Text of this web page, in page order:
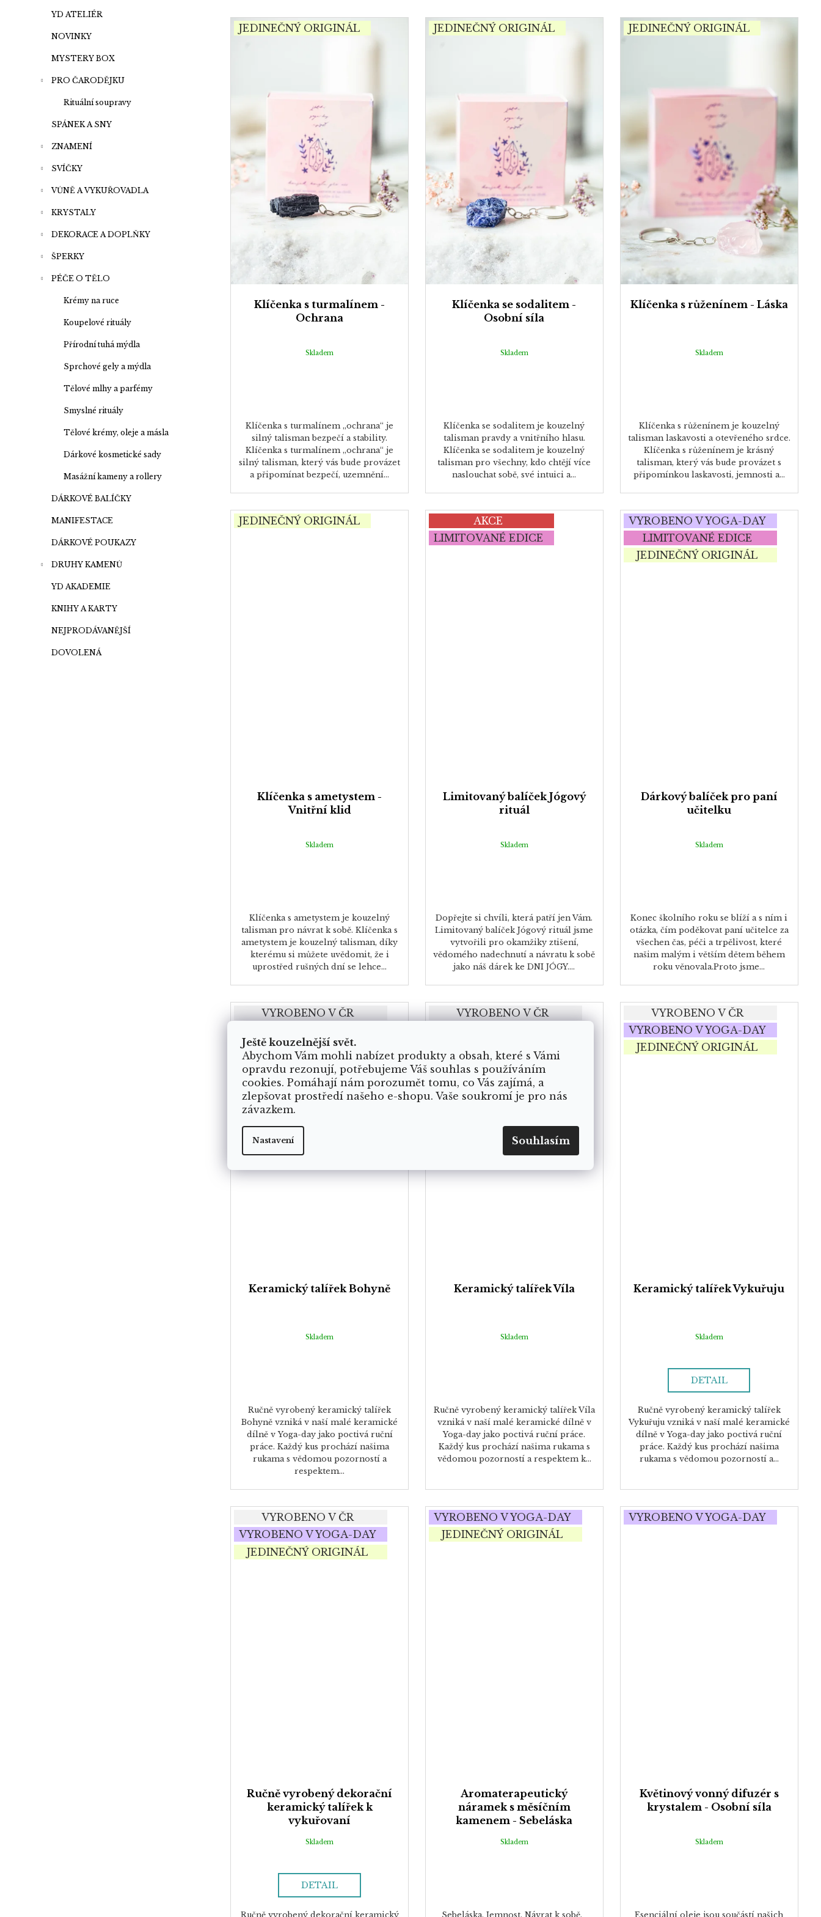
Ještě kouzelnější svět.
Abychom Vám mohli nabízet produkty a obsah, které s Vámi
opravdu rezonují, potřebujeme Váš souhlas s používáním
cookies. Pomáhají nám porozumět tomu, co Vás zajímá, a
zlepšovat prostředí našeho e-shopu. Vaše soukromí je pro nás
závazkem.
Nastavení Souhlasím
YD ATELIÉR
NOVINKY
MYSTERY BOX
PRO ČARODĚJKU
Rituální soupravy
SPÁNEK A SNY
ZNAMENÍ
SVÍČKY
VŮNĚ A VYKUŘOVADLA
KRYSTALY
DEKORACE A DOPLŇKY
ŠPERKY
PÉČE O TĚLO
Krémy na ruce
Koupelové rituály
Přírodní tuhá mýdla
Sprchové gely a mýdla
Tělové mlhy a parfémy
Smyslné rituály
Tělové krémy, oleje a másla
Dárkové kosmetické sady
Masážní kameny a rollery
DÁRKOVÉ BALÍČKY
MANIFESTACE
DÁRKOVÉ POUKAZY
DRUHY KAMENŮ
YD AKADEMIE
KNIHY A KARTY
NEJPRODÁVANĚJŠÍ
DOVOLENÁ
p
r
t
ů
V
ý
r
o
d
u
k
JEDINEČNÝ ORIGINÁL
Klíčenka s turmalínem -
Ochrana
Skladem
Klíčenka s turmalínem „ochrana“ je
silný talisman bezpečí a stability.
Klíčenka s turmalínem „ochrana“ je
silný talisman, který vás bude provázet
a připomínat bezpečí, uzemnění...
JEDINEČNÝ ORIGINÁL
Klíčenka se sodalitem -
Osobní síla
Skladem
Klíčenka se sodalitem je kouzelný
talisman pravdy a vnitřního hlasu.
Klíčenka se sodalitem je kouzelný
talisman pro všechny, kdo chtějí více
naslouchat sobě, své intuici a...
JEDINEČNÝ ORIGINÁL
Klíčenka s růženínem - Láska
Skladem
Klíčenka s růženínem je kouzelný
talisman laskavosti a otevřeného srdce.
Klíčenka s růženínem je krásný
talisman, který vás bude provázet s
připomínkou laskavosti, jemnosti a...
JEDINEČNÝ ORIGINÁL
Klíčenka s ametystem -
Vnitřní klid
Skladem
Klíčenka s ametystem je kouzelný
talisman pro návrat k sobě. Klíčenka s
ametystem je kouzelný talisman, díky
kterému si můžete uvědomit, že i
uprostřed rušných dní se lehce...
AKCE
LIMITOVANÉ EDICE
Limitovaný balíček Jógový
rituál
Skladem
Dopřejte si chvíli, která patří jen Vám.
Limitovaný balíček Jógový rituál jsme
vytvořili pro okamžiky ztišení,
vědomého nadechnutí a návratu k sobě
jako náš dárek ke DNI JÓGY....
VYROBENO V YOGA-DAY
LIMITOVANÉ EDICE
JEDINEČNÝ ORIGINÁL
Dárkový balíček pro paní
učitelku
Skladem
Konec školního roku se blíží a s ním i
otázka, čím poděkovat paní učitelce za
všechen čas, péči a trpělivost, které
našim malým i větším dětem během
roku věnovala.Proto jsme...
VYROBENO V ČR
JEDINEČNÝ ORIGINÁL
Keramický talířek Bohyně
Skladem
Ručně vyrobený keramický talířek
Bohyně vzniká v naší malé keramické
dílně v Yoga-day jako poctivá ruční
práce. Každý kus prochází našima
rukama s vědomou pozorností a
respektem...
VYROBENO V ČR
Keramický talířek Víla
Skladem
Ručně vyrobený keramický talířek Víla
vzniká v naší malé keramické dílně v
Yoga-day jako poctivá ruční práce.
Každý kus prochází našima rukama s
vědomou pozorností a respektem k...
VYROBENO V ČR
VYROBENO V YOGA-DAY
JEDINEČNÝ ORIGINÁL
Keramický talířek Vykuřuju
Skladem
DETAIL
Ručně vyrobený keramický talířek
Vykuřuju vzniká v naší malé keramické
dílně v Yoga-day jako poctivá ruční
práce. Každý kus prochází našima
rukama s vědomou pozorností a...
VYROBENO V ČR
VYROBENO V YOGA-DAY
JEDINEČNÝ ORIGINÁL
Ručně vyrobený dekorační
keramický talířek k
vykuřovaní
Skladem
DETAIL
Ručně vyrobený dekorační keramický
VYROBENO V YOGA-DAY
JEDINEČNÝ ORIGINÁL
Aromaterapeutický
náramek s měsíčním
kamenem - Sebeláska
Skladem
Sebeláska. Jemnost. Návrat k sobě.
VYROBENO V YOGA-DAY
Květinový vonný difuzér s
krystalem - Osobní síla
Skladem
Esenciální oleje jsou součástí našich